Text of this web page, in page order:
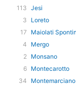
113 Jesi
3
Loreto
17
Maiolati
4
Mergo
2 Monsano
6 Montecarotto
34
Montemarciano